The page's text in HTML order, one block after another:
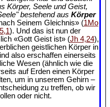
Körper, Seele und Geist,
bestehend aus Körper
Seinem Gleichnis» (1Mo
). Und das ist nun der
«Gott Geist ist» (Jh 4,24),
geistlichen Körper in
also erschaffen einerseits
Wesen (ähnlich wie die
auf Erden einen Körper
um in unserem Gehirn –
zu treffen, ob wir
oder nicht.